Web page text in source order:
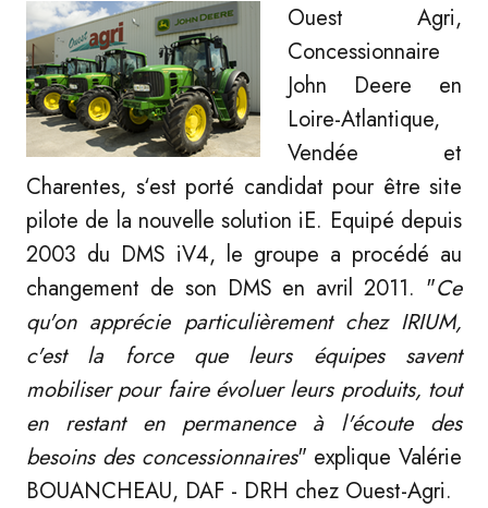
Ouest Agri,
Concessionnaire
John Deere en
Loire-Atlantique,
Vendée et
Charentes, s‘est porté candidat pour être site
pilote de la nouvelle solution iE. Equipé depuis
2003 du DMS iV4, le groupe a procédé au
changement de son DMS en avril 2011. "Ce
qu'on apprécie particulièrement chez IRIUM,
c'est la force que leurs équipes savent
mobiliser pour faire évoluer leurs produits, tout
en restant en permanence à l'écoute des
besoins des concessionnaires" explique Valérie
BOUANCHEAU, DAF - DRH chez Ouest-Agri.